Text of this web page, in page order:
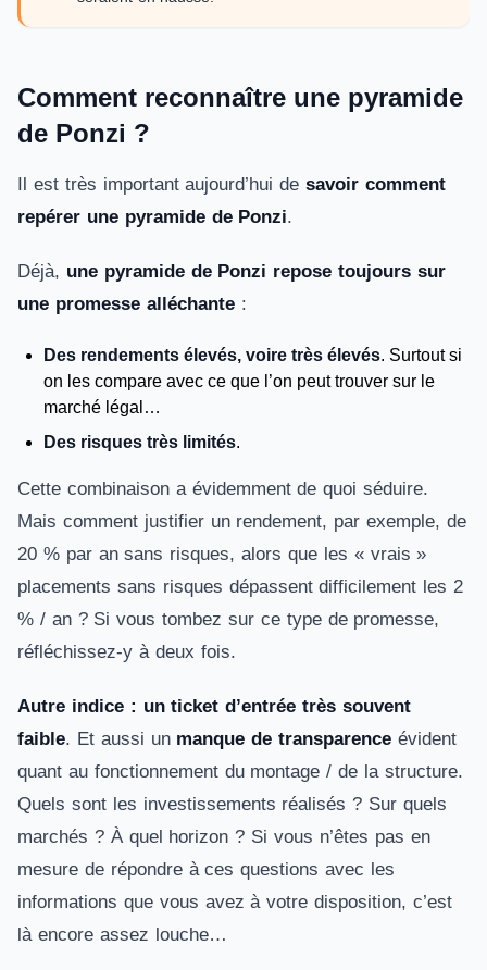
Comment reconnaître une pyramide
de Ponzi ?
Il est très important aujourd’hui desavoir comment
repérer une pyramide de Ponzi.
Déjà, une pyramide de Ponzi repose toujours sur
une promesse alléchante:
Des rendements élevés, voire très élevés. Surtout si
on les compare avec ce que l’on peut trouver sur le
marché légal…
Des risques très limités.
Cette combinaison a évidemment de quoi séduire.
Mais comment justifier un rendement, par exemple, de
20 % par an sans risques, alors que les « vrais »
placements sans risques dépassent difficilement les 2
% / an ? Si vous tombez sur ce type de promesse,
réfléchissez-y à deux fois.
Autre indice : un ticket d’entrée très souvent
faible. Et aussi un manque de transparence évident
quant au fonctionnement du montage / de la structure.
Quels sont les investissements réalisés ? Sur quels
marchés ? À quel horizon ? Si vous n’êtes pas en
mesure de répondre à ces questions avec les
informations que vous avez à votre disposition, c’est
là encore assez louche…